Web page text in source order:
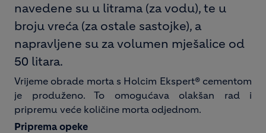
navedene su u litrama (za vodu), te u
broju vreća (za ostale sastojke), a
napravljene su za volumen mješalice od
50 litara.
Vrijeme obrade morta s Holcim Ekspert® cementom
je produženo. To omogućava olakšan rad i
pripremu veće količine morta odjednom.
Priprema opeke